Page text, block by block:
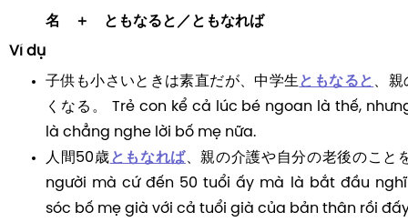
名 ＋ ともなると／ともなれば
Ví dụ
子供も小さいときは素直だが、中学生ともなると 、親
くなる。 Trẻ con kể cả lúc bé ngoan là thế,
là chẳng nghe lời bố mẹ nữa.
人間50歳ともなれば、親の介護や自分の老後のこと
người mà cứ đến 50 tuổi ấy mà là bắt đầu
sóc bố mẹ già với cả tuổi già của bản thân rồi